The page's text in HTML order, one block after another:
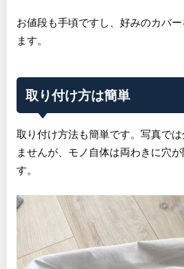
お値段も手頃ですし、好みのカバ
ます。
取り付け方は簡単
取り付け方法も簡単です。写真で
ませんが、モノ自体は両わきに穴
す。